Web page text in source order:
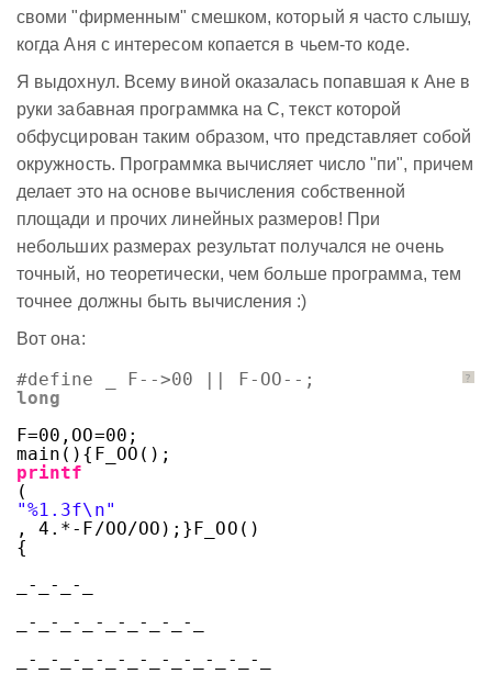
своми "фирменным" смешком, который я часто слышу,
когда Аня с интересом копается в чьем-то коде.
Я выдохнул. Всему виной оказалась попавшая к Ане в
руки забавная программка на C, текст которой
обфусцирован таким образом, что представляет собой
окружность. Программка вычисляет число "пи", причем
делает это на основе вычисления собственной
площади и прочих линейных размеров! При
небольших размерах результат получался не очень
точный, но теоретически, чем больше программа, тем
точнее должны быть вычисления :)
Вот она:
?
#define _ F-->00 || F-OO--;
long
F=00,OO=00;
main(){F_OO();
printf
(
"%1.3f\n"
, 4.*-F/OO/OO);}F_OO()
{
_-_-_-_
_-_-_-_-_-_-_-_-_
_-_-_-_-_-_-_-_-_-_-_-_